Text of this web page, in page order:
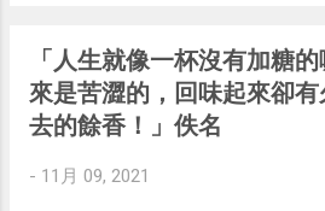
「人生就像一杯沒有加糖
來是苦澀的，回味起來卻
去的餘香！」佚名
- 11月 09, 2021